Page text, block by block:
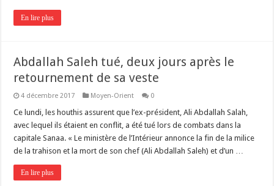
En lire plus
Abdallah Saleh tué, deux jours après le
retournement de sa veste
4 décembre 2017 Moyen-Orient 0
Ce lundi, les houthis assurent que l’ex-président, Ali Abdallah Salah,
avec lequel ils étaient en conflit, a été tué lors de combats dans la
capitale Sanaa. « Le ministère de l’Intérieur annonce la fin de la milice
de la trahison et la mort de son chef (Ali Abdallah Saleh) et d’un …
En lire plus